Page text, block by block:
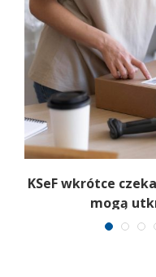
KSeF wkrótce
mogą